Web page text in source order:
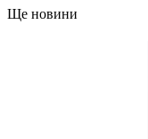
Ще новини